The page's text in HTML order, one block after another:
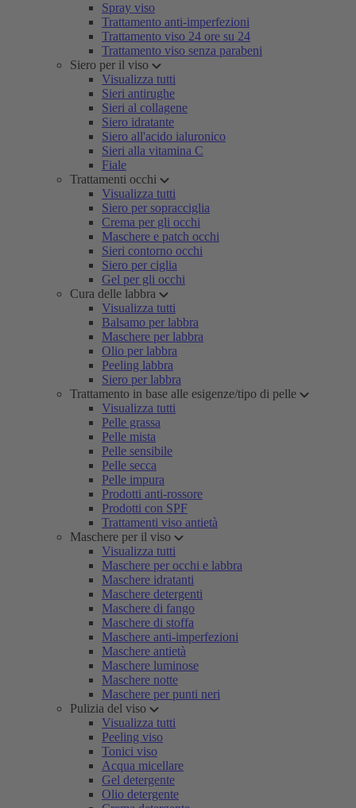
Spray viso
Trattamento anti-imperfezioni
Trattamento viso 24 ore su 24
Trattamento viso senza parabeni
Siero per il viso
Visualizza tutti
Sieri antirughe
Sieri al collagene
Siero idratante
Siero all'acido ialuronico
Sieri alla vitamina C
Fiale
Trattamenti occhi
Visualizza tutti
Siero per sopracciglia
Crema per gli occhi
Maschere e patch occhi
Sieri contorno occhi
Siero per ciglia
Gel per gli occhi
Cura delle labbra
Visualizza tutti
Balsamo per labbra
Maschere per labbra
Olio per labbra
Peeling labbra
Siero per labbra
Trattamento in base alle esigenze/tipo di pelle
Visualizza tutti
Pelle grassa
Pelle mista
Pelle sensibile
Pelle secca
Pelle impura
Prodotti anti-rossore
Prodotti con SPF
Trattamenti viso antietà
Maschere per il viso
Visualizza tutti
Maschere per occhi e labbra
Maschere idratanti
Maschere detergenti
Maschere di fango
Maschere di stoffa
Maschere anti-imperfezioni
Maschere antietà
Maschere luminose
Maschere notte
Maschere per punti neri
Pulizia del viso
Visualizza tutti
Peeling viso
Tonici viso
Acqua micellare
Gel detergente
Olio detergente